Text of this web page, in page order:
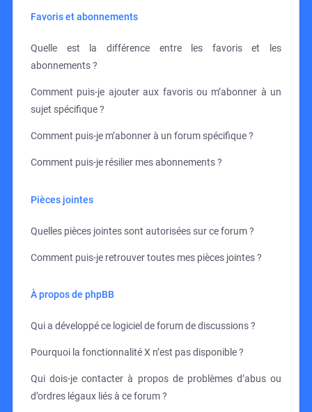
Favoris et abonnements
Quelle est la différence entre les favoris et les
abonnements ?
Comment puis-je ajouter aux favoris ou m’abonner à un
sujet spécifique ?
Comment puis-je m’abonner à un forum spécifique ?
Comment puis-je résilier mes abonnements ?
Pièces jointes
Quelles pièces jointes sont autorisées sur ce forum ?
Comment puis-je retrouver toutes mes pièces jointes ?
À propos de phpBB
Qui a développé ce logiciel de forum de discussions ?
Pourquoi la fonctionnalité X n’est pas disponible ?
Qui dois-je contacter à propos de problèmes d’abus ou
d’ordres légaux liés à ce forum ?